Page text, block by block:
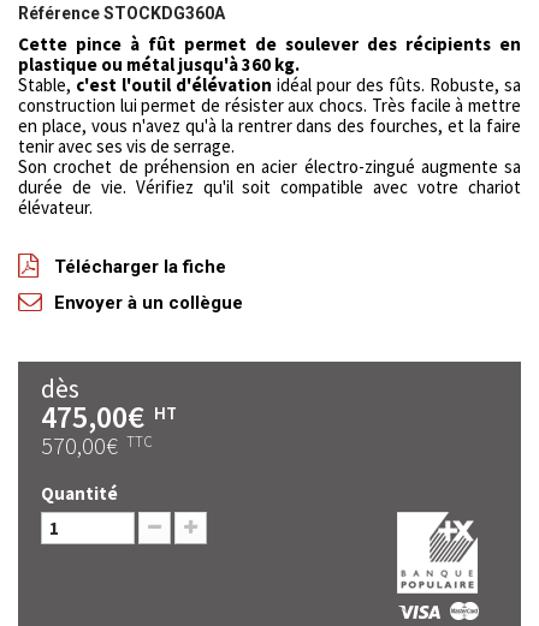
RéférenceSTOCKDG360A
Cette pince à fût permet de soulever des récipients en
plastique ou métal jusqu'à 360 kg.
Stable, c'est l'outil d'élévation idéal pour des fûts. Robuste, sa
construction lui permet de résister aux chocs. Très facile à mettre
en place, vous n'avez qu'à la rentrer dans des fourches, et la faire
tenir avec ses vis de serrage.
Son crochet de préhension en acier électro-zingué augmente sa
durée de vie. Vérifiez qu'il soit compatible avec votre chariot
élévateur.
Télécharger la fiche
Envoyer à un collègue
dès
475,00€ HT
570,00€ TTC
Quantité